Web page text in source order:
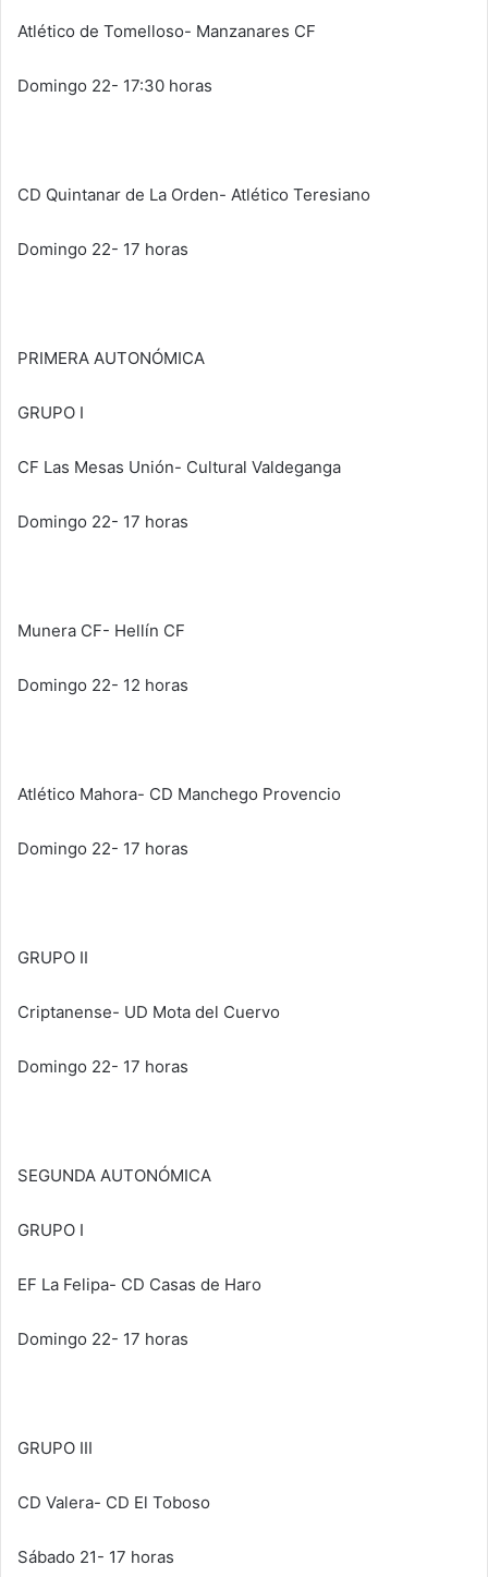
Atlético de Tomelloso- Manzanares CF
Domingo 22- 17:30 horas
CD Quintanar de La Orden- Atlético Teresiano
Domingo 22- 17 horas
PRIMERA AUTONÓMICA
GRUPO I
CF Las Mesas Unión- Cultural Valdeganga
Domingo 22- 17 horas
Munera CF- Hellín CF
Domingo 22- 12 horas
Atlético Mahora- CD Manchego Provencio
Domingo 22- 17 horas
GRUPO II
Criptanense- UD Mota del Cuervo
Domingo 22- 17 horas
SEGUNDA AUTONÓMICA
GRUPO I
EF La Felipa- CD Casas de Haro
Domingo 22- 17 horas
GRUPO III
CD Valera- CD El Toboso
Sábado 21- 17 horas